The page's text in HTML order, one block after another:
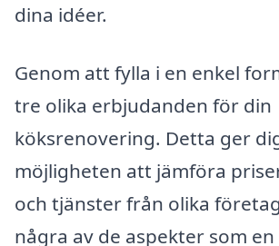
dina idéer.
Genom att fylla i en enkel
tre olika erbjudanden för din
köksrenovering. Detta ger
möjligheten att jämföra
och tjänster från olika
några av de aspekter som